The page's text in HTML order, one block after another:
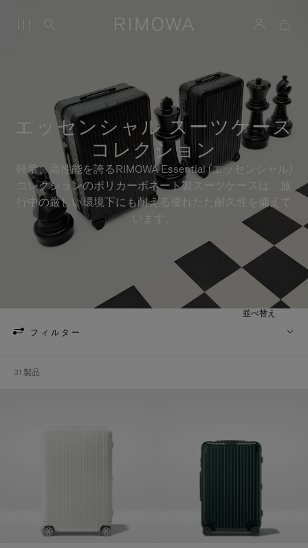
エッセンシャル スーツケース
コレクション
軽量、高性能を誇るRIMOWA Essential (エッセンシャル)
コレクションのポリカーボネート製スーツケースは、旅
行中の厳しい環境下にも耐える優れたた耐久性を備えて
います。
フィルター
並べ替え
31 製品